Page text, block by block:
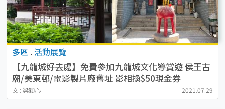
多區 . 活動展覽
【九龍城好去處】免費參加九龍城文化導賞遊 侯王古
廟/美東邨/電影製片廠舊址 影相換$50現金券
文 : 梁穎心 2021.07.29